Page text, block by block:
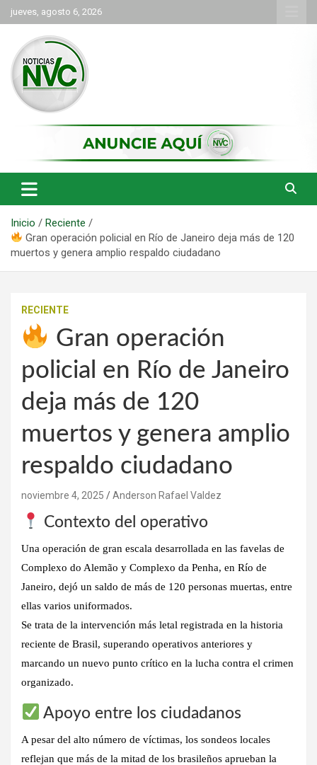
Saltar
al
contenido
jueves, agosto 6, 2026
NVC Noticias
Inicio
Reciente
Gran operación policial en Río de Janeiro deja más de 120
muertos y genera amplio respaldo ciudadano
RECIENTE
Gran operación
policial en Río de Janeiro
deja más de 120
muertos y genera amplio
respaldo ciudadano
noviembre 4, 2025 Anderson Rafael Valdez
Contexto del operativo
Una operación de gran escala desarrollada en las favelas de
Complexo do Alemão y Complexo da Penha, en Río de
Janeiro, dejó un saldo de más de 120 personas muertas, entre
ellas varios uniformados.
Se trata de la intervención más letal registrada en la historia
reciente de Brasil, superando operativos anteriores y
marcando un nuevo punto crítico en la lucha contra el crimen
organizado.
Apoyo entre los ciudadanos
A pesar del alto número de víctimas, los sondeos locales
reflejan que más de la mitad de los brasileños aprueban la